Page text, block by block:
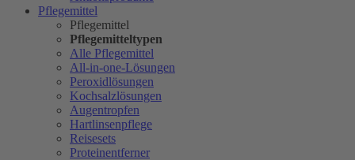
Pflegemittel
Pflegemittel
Pflegemitteltypen
Alle Pflegemittel
All-in-one-Lösungen
Peroxidlösungen
Kochsalzlösungen
Augentropfen
Hartlinsenpflege
Reisesets
Proteinentferner